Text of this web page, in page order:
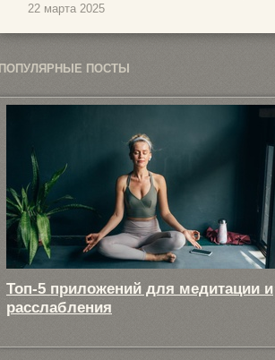
22 марта 2025
ПОПУЛЯРНЫЕ ПОСТЫ
Топ-5 приложений для медитации и
расслабления